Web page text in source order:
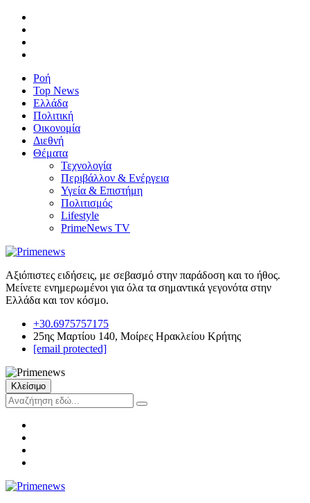
Ροή
Top News
Ελλάδα
Πολιτική
Οικονομία
Διεθνή
Θέματα
Τεχνολογία
Περιβάλλον & Ενέργεια
Υγεία & Επιστήμη
Πολιτισμός
Lifestyle
PrimeNews TV
Αξιόπιστες ειδήσεις, με σεβασμό στην παράδοση και το ήθος.
Μείνετε ενημερωμένοι για όλα τα σημαντικά γεγονότα στην
Ελλάδα και τον κόσμο.
+30.6975757175
25ης Μαρτίου 140, Μοίρες Ηρακλείου Κρήτης
[email protected]
Κλείσιμο